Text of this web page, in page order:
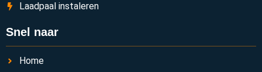
Laadpaal instaleren
Snel naar
Home